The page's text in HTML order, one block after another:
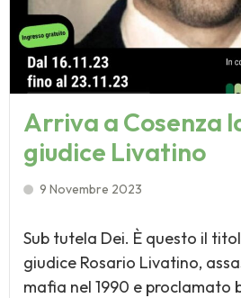
Arriva a Cosenza
giudice Livatino
9 Novembre 2023
Sub tutela Dei. È questo il
giudice Rosario Livatino,
mafia nel 1990 e proclamato